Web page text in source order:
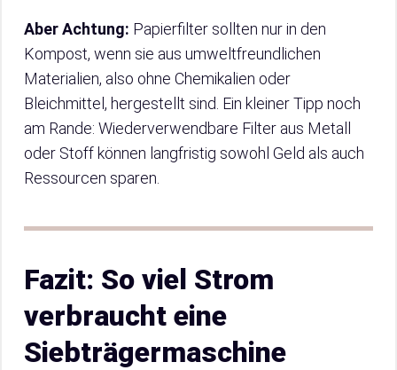
Aber Achtung: Papierfilter sollten nur in den
Kompost, wenn sie aus umweltfreundlichen
Materialien, also ohne Chemikalien oder
Bleichmittel, hergestellt sind. Ein kleiner Tipp noch
am Rande: Wiederverwendbare Filter aus Metall
oder Stoff können langfristig sowohl Geld als auch
Ressourcen sparen.
Fazit: So viel Strom
verbraucht eine
Siebträgermaschine